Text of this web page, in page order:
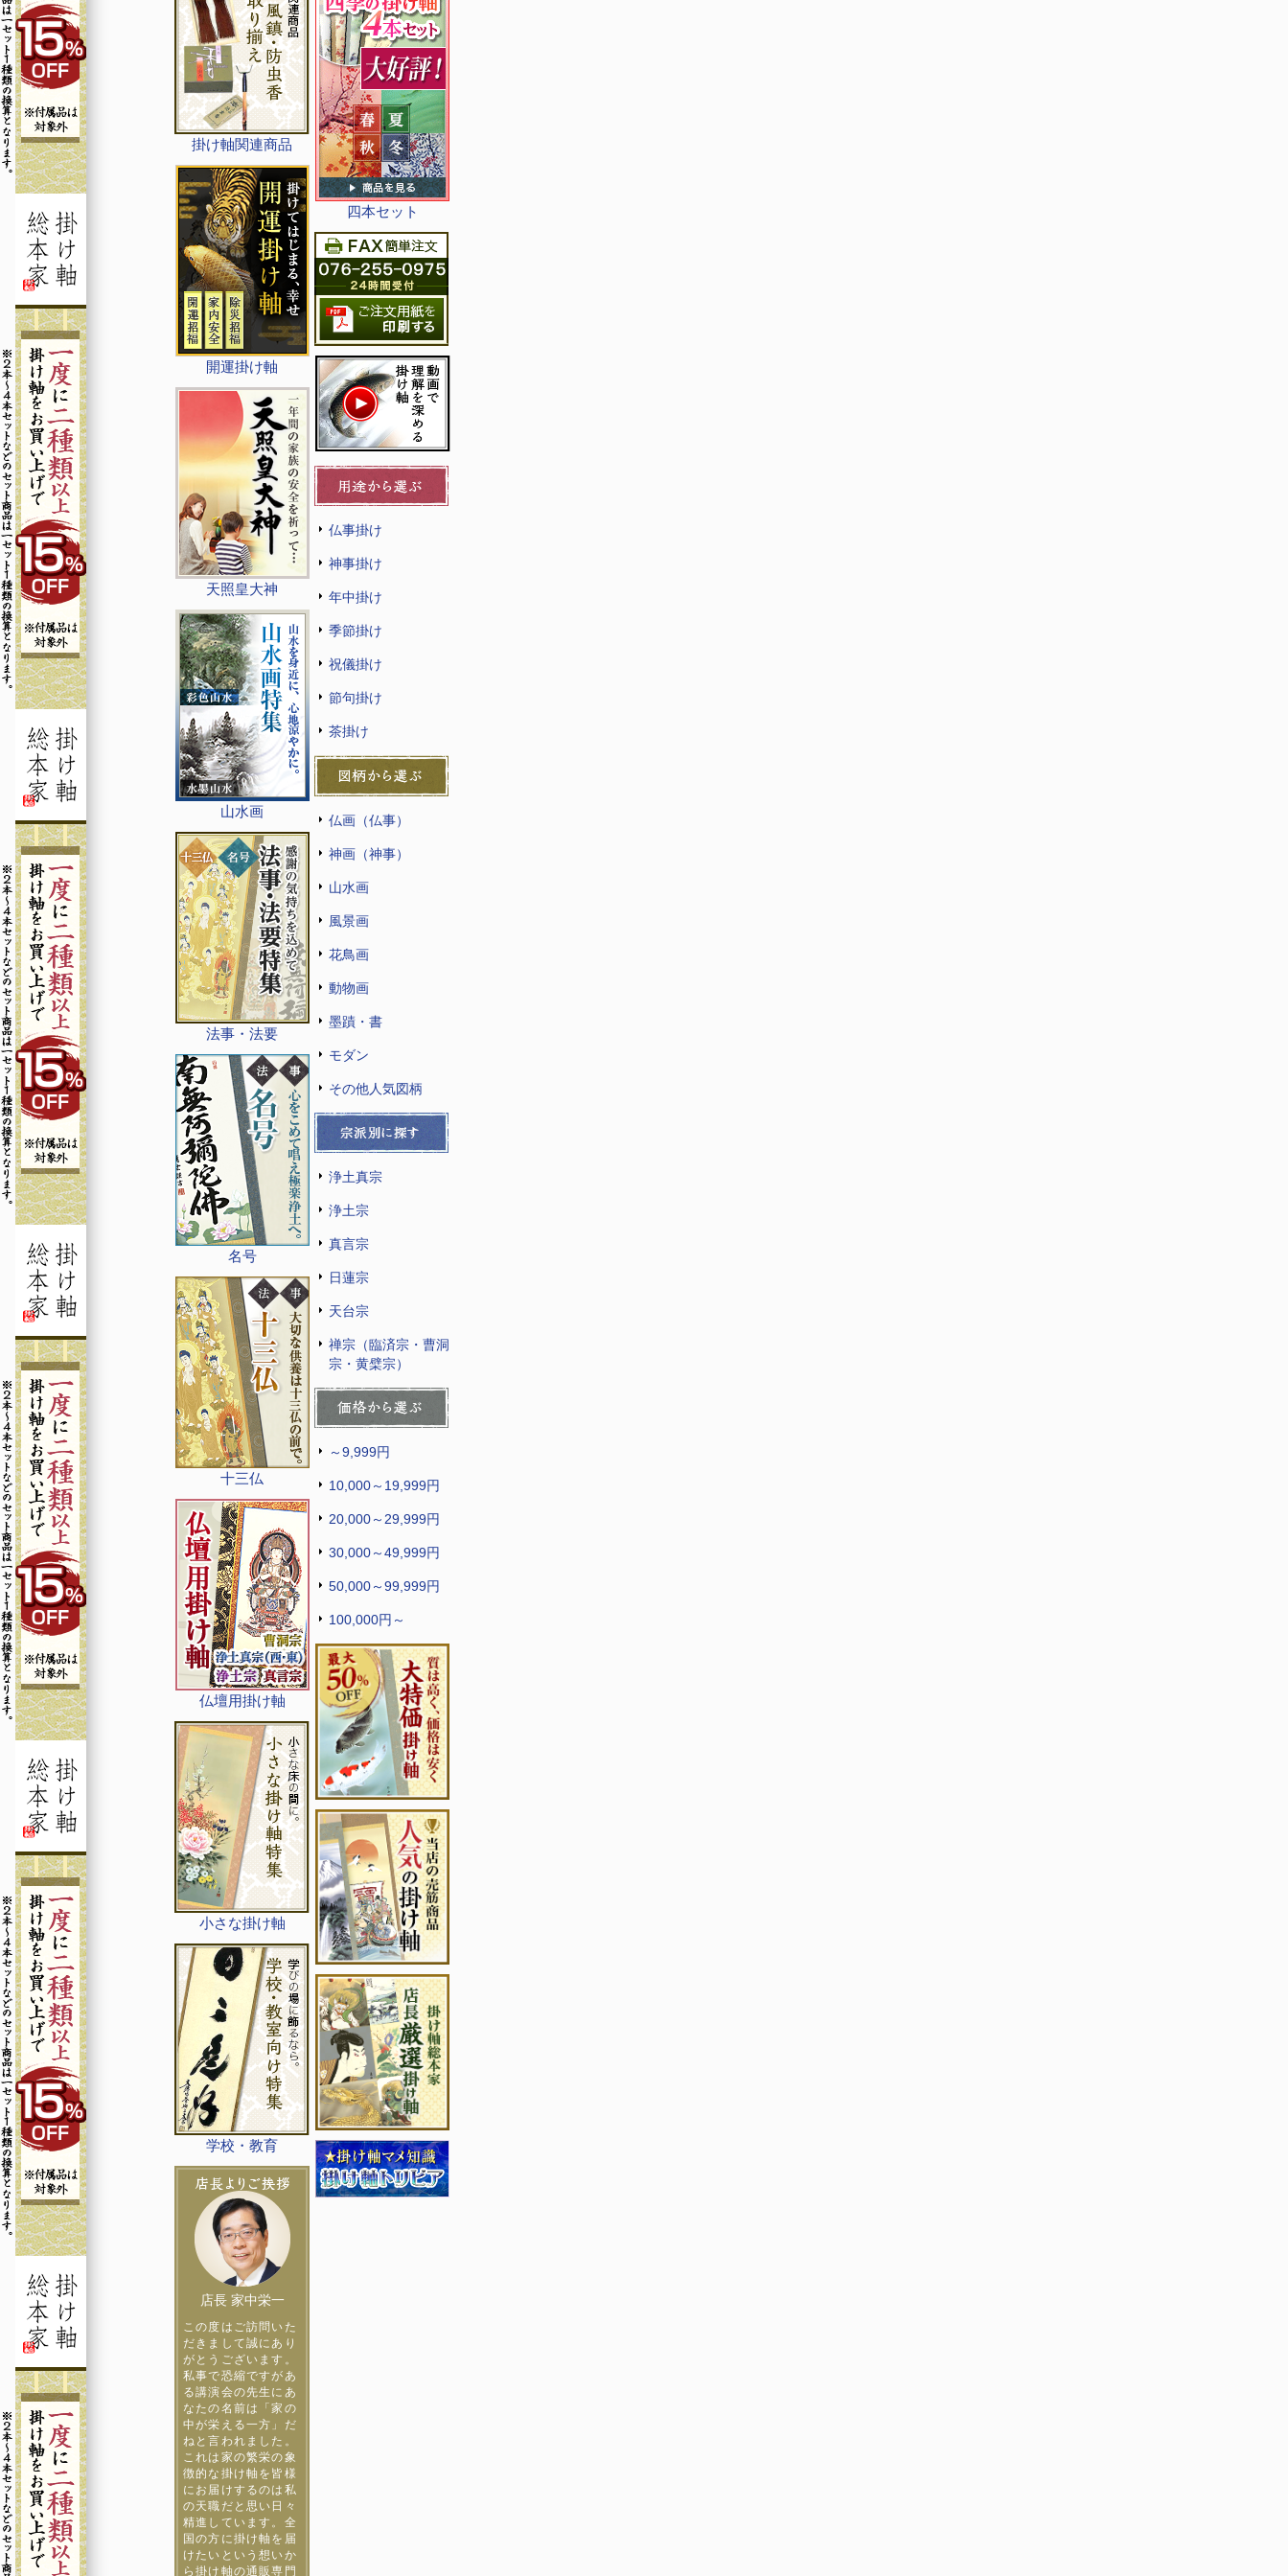
掛け軸関連商品
開運掛け軸
天照皇大神
山水画
法事・法要
名号
十三仏
仏壇用掛け軸
小さな掛け軸
学校・教育
店長 家中栄一
この度はご訪問いた
だきまして誠にあり
がとうございます。
私事で恐縮ですがあ
る講演会の先生にあ
なたの名前は「家の
中が栄える一方」だ
ねと言われました。
これは家の繁栄の象
徴的な掛け軸を皆様
にお届けするのは私
の天職だと思い日々
精進しています。全
国の方に掛け軸を届
けたいという想いか
ら掛け軸の通販専門
四本セット
仏事掛け
神事掛け
年中掛け
季節掛け
祝儀掛け
節句掛け
茶掛け
仏画（仏事）
神画（神事）
山水画
風景画
花鳥画
動物画
墨蹟・書
モダン
その他人気図柄
浄土真宗
浄土宗
真言宗
日蓮宗
天台宗
禅宗（臨済宗・曹洞
宗・黄檗宗）
～9,999円
10,000～19,999円
20,000～29,999円
30,000～49,999円
50,000～99,999円
100,000円～